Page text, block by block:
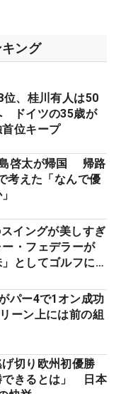
ング
位、桂川有人は50
ドイツの35歳が
位キープ
啓太が帰国 帰路
考えた「なんで優
イングが美しすぎ
・フェデラーが
」としてゴルフに挑
パー4で1オン成功
ーン上には前の組
切り欧州初優勝
できるとは」 日本